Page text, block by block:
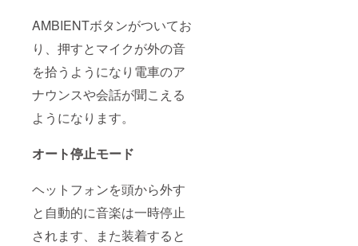
AMBIENTボタンがついてお
り、押すとマイクが外の音
を拾うようになり電車のア
ナウンスや会話が聞こえる
ようになります。
オート停止モード
ヘットフォンを頭から外す
と自動的に音楽は一時停止
されます、また装着すると